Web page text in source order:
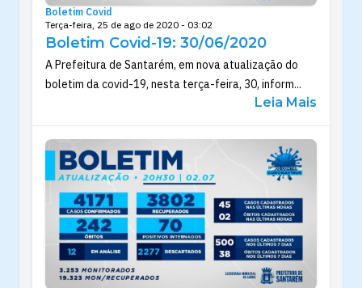
Boletim Covid
Terça-feira, 25 de ago de 2020 - 03:02
Boletim Covid-19: 30/06/2020
A Prefeitura de Santarém, em nova atualização do
boletim da covid-19, nesta terça-feira, 30, inform...
Leia Mais